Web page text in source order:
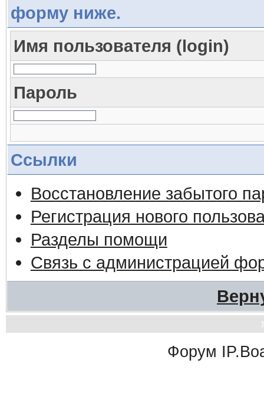
форму ниже.
Имя пользователя (login)
Пароль
Ссылки
Восстановление забытого
Регистрация нового
Разделы помощи
Связь с администрацией
Форум